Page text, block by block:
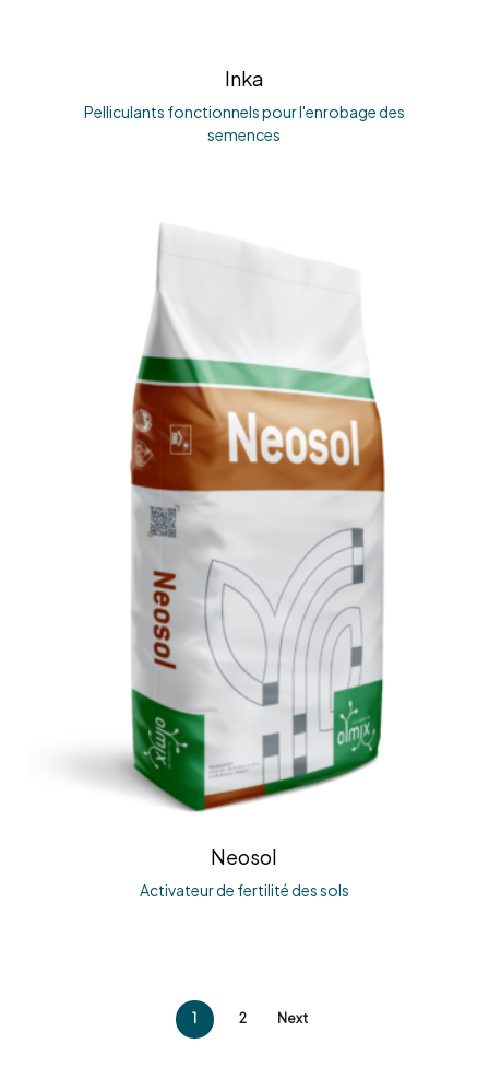
Inka
Pelliculants fonctionnels pour l'enrobage des
semences
Neosol
Activateur de fertilité des sols
1 2 Next